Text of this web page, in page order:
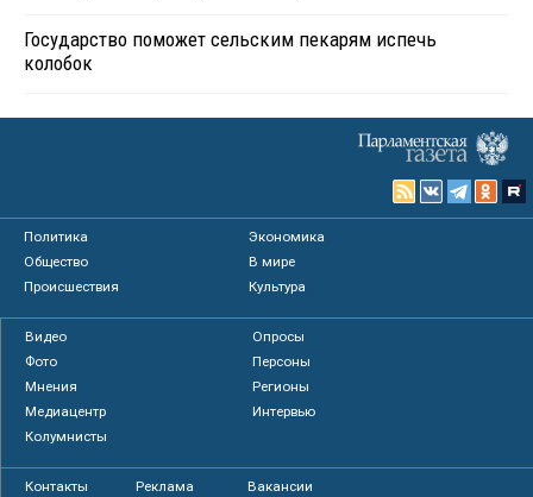
Государство поможет сельским пекарям испечь
колобок
Политика
Экономика
Общество
В мире
Происшествия
Культура
Видео
Опросы
Фото
Персоны
Мнения
Регионы
Медиацентр
Интервью
Колумнисты
Контакты Реклама Вакансии